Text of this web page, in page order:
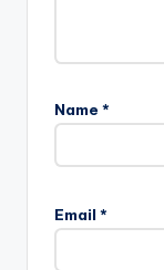
Name *
Email *